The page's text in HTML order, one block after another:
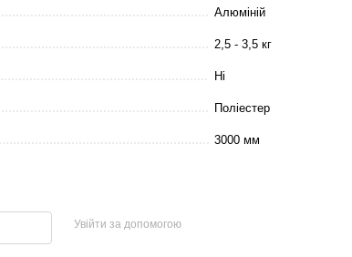
Алюміній
2,5 - 3,5 кг
Ні
Поліестер
3000 мм
Увійти за допомогою